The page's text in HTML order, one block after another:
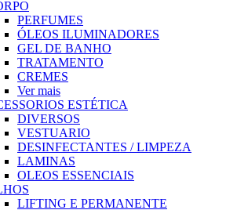
PERFUMES
ÓLEOS ILUMINADORES
GEL DE BANHO
TRATAMENTO
CREMES
Ver mais
ESTÉTICA
DIVERSOS
VESTUARIO
DESINFECTANTES / LIMPEZA
LAMINAS
OLEOS ESSENCIAIS
LIFTING E PERMANENTE